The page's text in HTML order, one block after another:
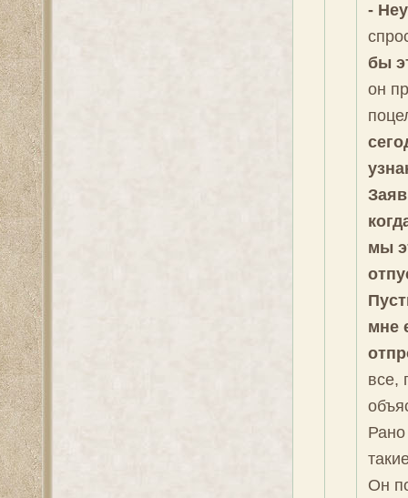
-
бы
он
мы
мне
все,
Он